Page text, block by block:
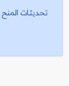
تحديثات المنح